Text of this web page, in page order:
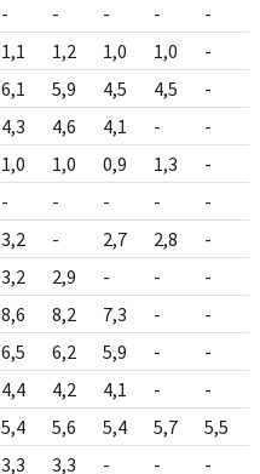
- - - - -
1,1 1,2 1,0 1,0 -
6,1 5,9 4,5 4,5 -
4,3 4,6 4,1 - -
1,0 1,0 0,9 1,3 -
- - - - -
3,2 - 2,7 2,8 -
3,2 2,9 - - -
8,6 8,2 7,3 - -
6,5 6,2 5,9 - -
4,4 4,2 4,1 - -
5,4 5,6 5,4 5,7 5,5
3,3 3,3 - - -